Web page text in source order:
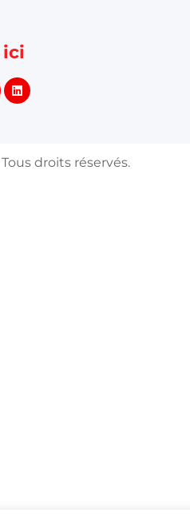
ici
Tous droits réservés.